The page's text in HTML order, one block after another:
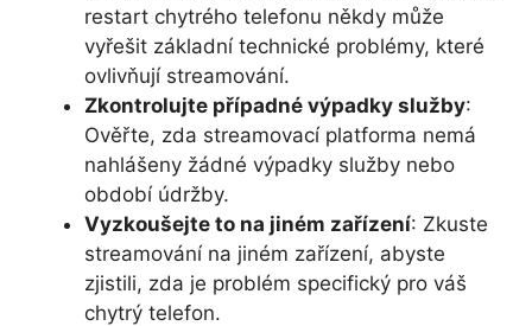
restart chytrého telefonu někdy může
vyřešit základní technické problémy, které
ovlivňují streamování.
Zkontrolujte případné výpadky služby:
Ověřte, zda streamovací platforma nemá
nahlášeny žádné výpadky služby nebo
období údržby.
Vyzkoušejte to na jiném zařízení: Zkuste
streamování na jiném zařízení, abyste
zjistili, zda je problém specifický pro váš
chytrý telefon.